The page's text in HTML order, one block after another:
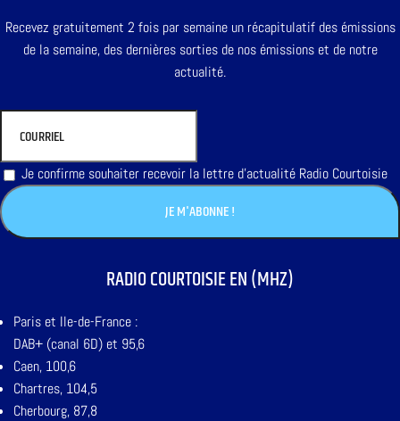
Recevez gratuitement 2 fois par semaine un récapitulatif des émissions
de la semaine, des dernières sorties de nos émissions et de notre
actualité.
Je confirme souhaiter recevoir la lettre d'actualité Radio Courtoisie
RADIO COURTOISIE EN (MHZ)
Paris et Ile-de-France :
DAB+ (canal 6D) et 95,6
Caen, 100,6
Chartres, 104,5
Cherbourg, 87,8